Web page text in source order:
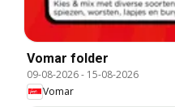
Vomar folder
09-08-2026- 15-08-2026
Vomar